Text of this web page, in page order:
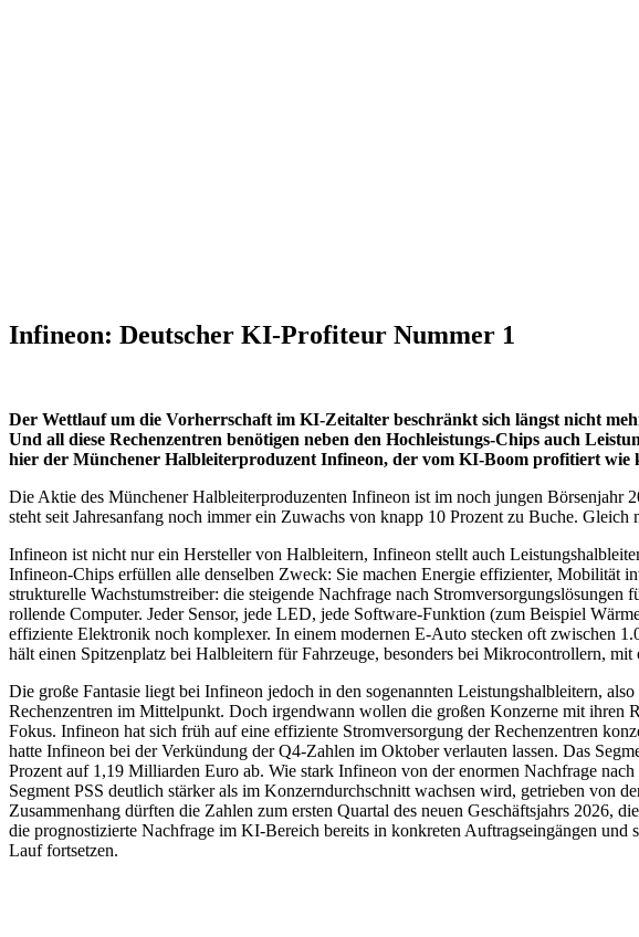
Infineon: Deutscher KI-Profiteur Nummer 1
Der Wettlauf um die Vorherrschaft im KI-Zeitalter beschränkt sich längst nicht
Und all diese Rechenzentren benötigen neben den Hochleistungs-Chips auch
hier der Münchener Halbleiterproduzent Infineon, der vom KI-Boom profitiert wie
Die Aktie des Münchener Halbleiterproduzenten Infineon ist im noch jungen Börsenjahr
steht seit Jahresanfang noch immer ein Zuwachs von knapp 10 Prozent zu Buche.
Infineon ist nicht nur ein Hersteller von Halbleitern, Infineon stellt auch
Infineon-Chips erfüllen alle denselben Zweck: Sie machen Energie effizienter, Mobilität
strukturelle Wachstumstreiber: die steigende Nachfrage nach
rollende Computer. Jeder Sensor, jede LED, jede Software-Funktion (zum Beispiel
effiziente Elektronik noch komplexer. In einem modernen E-Auto stecken oft zwischen
hält einen Spitzenplatz bei Halbleitern für Fahrzeuge, besonders bei Mikrocontrollern,
Die große Fantasie liegt bei Infineon jedoch in den sogenannten Leistungshalbleitern,
Rechenzentren im Mittelpunkt. Doch irgendwann wollen die großen Konzerne mit ihren
Fokus. Infineon hat sich früh auf eine effiziente Stromversorgung der Rechenzentren
hatte Infineon bei der Verkündung der Q4-Zahlen im Oktober verlauten lassen. Das
Prozent auf 1,19 Milliarden Euro ab. Wie stark Infineon von der enormen Nachfrage
Segment PSS deutlich stärker als im Konzerndurchschnitt wachsen wird, getrieben von
Zusammenhang dürften die Zahlen zum ersten Quartal des neuen Geschäftsjahrs
die prognostizierte Nachfrage im KI-Bereich bereits in konkreten Auftragseingängen
Lauf fortsetzen.